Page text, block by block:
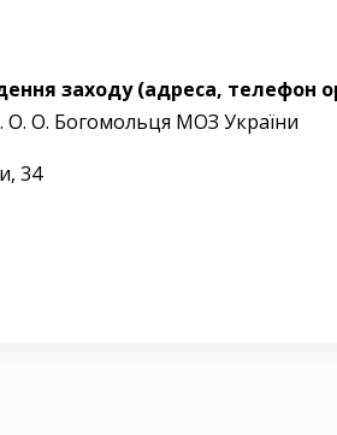
заходу (адреса, телефон
О. О. Богомольця МОЗ України
34